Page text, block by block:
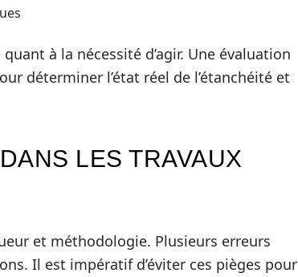
à la nécessité d’agir. Une évaluation
déterminer l’état réel de l’étanchéité et
LES TRAVAUX
et méthodologie. Plusieurs erreurs
Il est impératif d’éviter ces pièges pour